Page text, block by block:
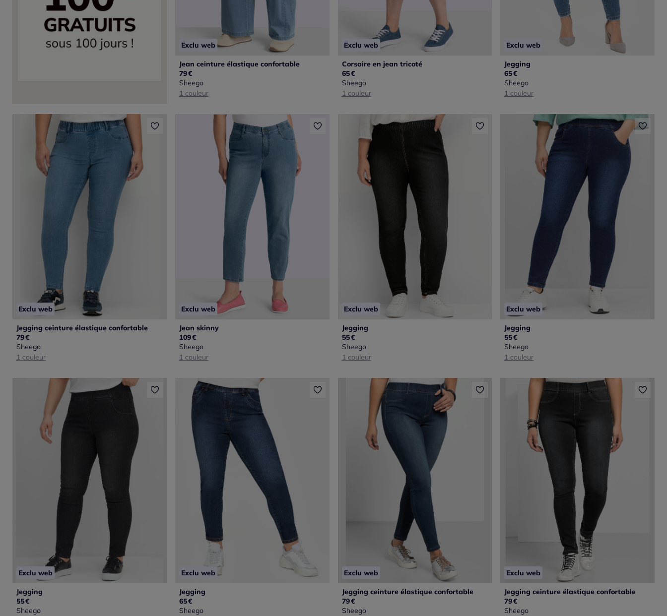
Exclu web
Jean ceinture élastique confortable
79€
Sheego
1 couleur
Exclu web
Corsaire en jean tricoté
65€
Sheego
1 couleur
Exclu web
Jegging
65€
Sheego
1 couleur
Exclu web
Jegging ceinture élastique confortable
79€
Sheego
1 couleur
Exclu web
Jean skinny
109€
Sheego
1 couleur
Exclu web
Jegging
55€
Sheego
1 couleur
Exclu web
Jegging
55€
Sheego
1 couleur
Exclu web
Jegging
55€
Sheego
Exclu web
Jegging
65€
Sheego
Exclu web
Jegging ceinture élastique confortable
79€
Sheego
Exclu web
Jegging ceinture élastique confortable
79€
Sheego